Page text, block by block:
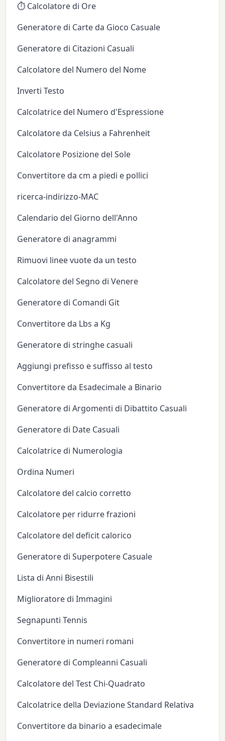
⏱️ Calcolatore di Ore
Generatore di Carte da Gioco Casuale
Generatore di Citazioni Casuali
Calcolatore del Numero del Nome
Inverti Testo
Calcolatrice del Numero d'Espressione
Calcolatore da Celsius a Fahrenheit
Calcolatore Posizione del Sole
Convertitore da cm a piedi e pollici
ricerca-indirizzo-MAC
Calendario del Giorno dell'Anno
Generatore di anagrammi
Rimuovi linee vuote da un testo
Calcolatore del Segno di Venere
Generatore di Comandi Git
Convertitore da Lbs a Kg
Generatore di stringhe casuali
Aggiungi prefisso e suffisso al testo
Convertitore da Esadecimale a Binario
Generatore di Argomenti di Dibattito Casuali
Generatore di Date Casuali
Calcolatrice di Numerologia
Ordina Numeri
Calcolatore del calcio corretto
Calcolatore per ridurre frazioni
Calcolatore del deficit calorico
Generatore di Superpotere Casuale
Lista di Anni Bisestili
Miglioratore di Immagini
Segnapunti Tennis
Convertitore in numeri romani
Generatore di Compleanni Casuali
Calcolatore del Test Chi-Quadrato
Calcolatrice della Deviazione Standard Relativa
Convertitore da binario a esadecimale